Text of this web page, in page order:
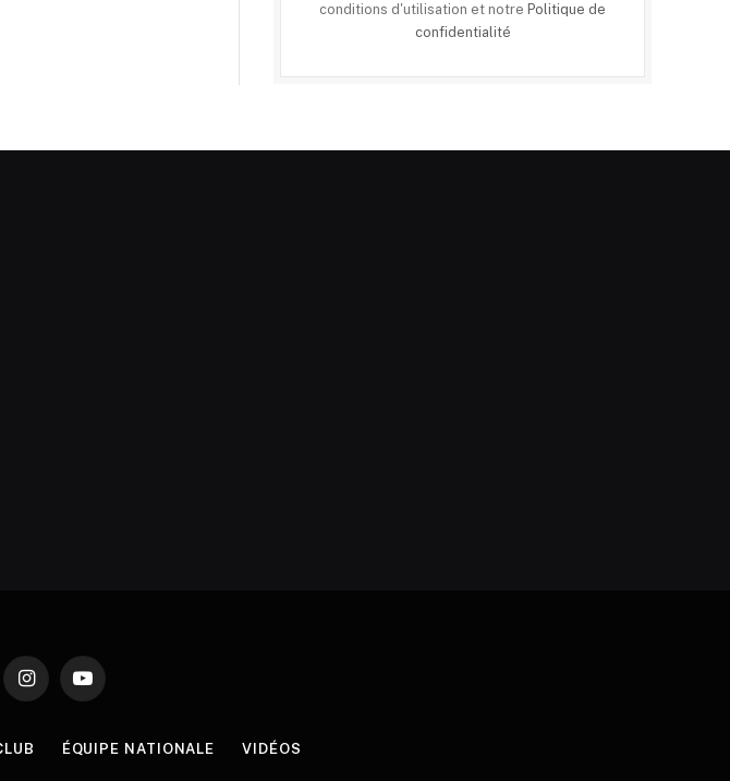
conditions d'utilisation et notre Politique de
confidentialité
InstagramYouTube
ÉQUIPE NATIONALE VIDÉOS